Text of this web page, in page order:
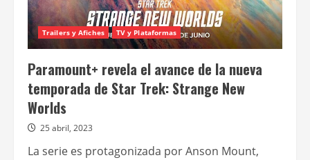
Trailers y Afiches TV y Plataformas
Paramount+ revela el avance de la nueva
temporada de Star Trek: Strange New
Worlds
25 abril, 2023
La serie es protagonizada por Anson Mount,